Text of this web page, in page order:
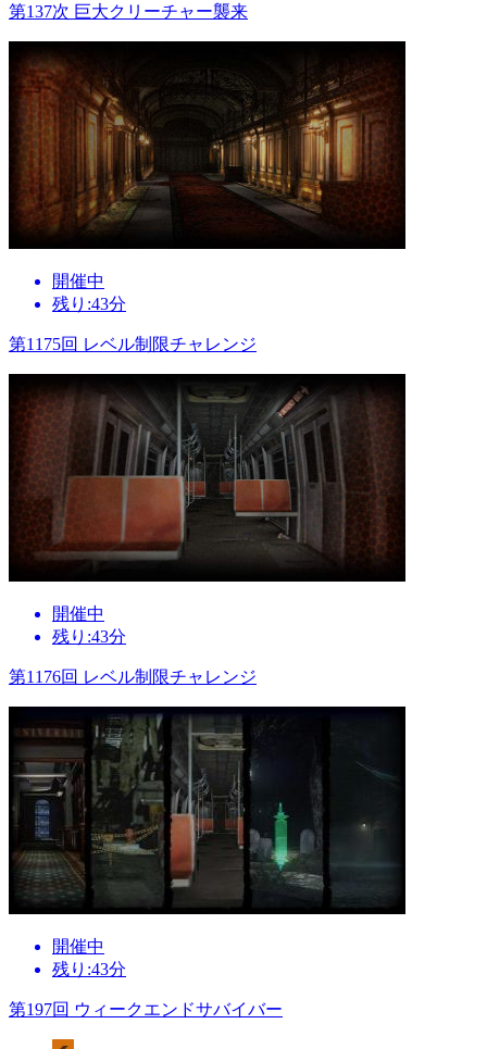
第137次 巨大クリーチャー襲来
開催中
残り:43分
第1175回 レベル制限チャレンジ
開催中
残り:43分
第1176回 レベル制限チャレンジ
開催中
残り:43分
第197回 ウィークエンドサバイバー